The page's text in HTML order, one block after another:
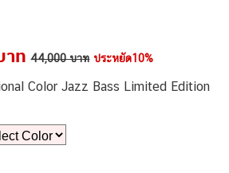
าท 44,000 บาท ประหยัด10%
Color Jazz Bass Limited Edition